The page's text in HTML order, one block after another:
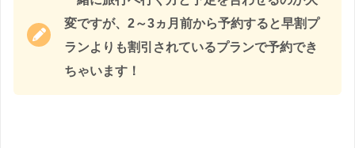
変ですが、2～3ヵ月前から予約すると早割プ
ランよりも割引されているプランで予約でき
ちゃいます！